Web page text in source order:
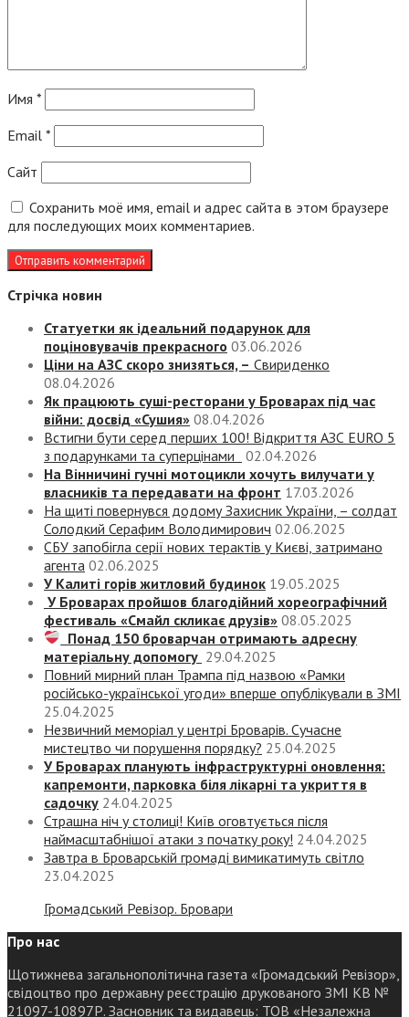
Имя *
Email *
Сайт
Сохранить моё имя, email и адрес сайта в этом браузере
для последующих моих комментариев.
Стрічка новин
Статуетки як ідеальний подарунок для
поціновувачів прекрасного 03.06.2026
Ціни на АЗС скоро знизяться, – Свириденко
08.04.2026
Як працюють суші-ресторани у Броварах під час
війни: досвід «Сушия» 08.04.2026
Встигни бути серед перших 100! Відкриття АЗС EURO 5
з подарунками та суперцінами
02.04.2026
На Вінничині гучні мотоцикли хочуть вилучати у
власників та передавати на фронт 17.03.2026
На щиті повернувся додому Захисник України, – солдат
Солодкий Серафим Володимирович 02.06.2025
СБУ запобігла серії нових терактів у Києві, затримано
агента 02.06.2025
У Калиті горів житловий будинок 19.05.2025
У Броварах пройшов благодійний хореографічний
фестиваль «Смайл скликає друзів» 08.05.2025
Понад 150 броварчан отримають адресну
матеріальну допомогу 29.04.2025
Повний мирний план Трампа під назвою «‎Рамки
російсько-української угоди» вперше опублікували в ЗМІ
25.04.2025
Незвичний меморіал у центрі Броварів. Сучасне
мистецтво чи порушення порядку? 25.04.2025
У Броварах планують інфраструктурні оновлення:
капремонти, парковка біля лікарні та укриття в
садочку 24.04.2025
Страшна ніч у столиці! Київ оговтується після
наймасштабнішої атаки з початку року! 24.04.2025
Завтра в Броварській громаді вимикатимуть світло
23.04.2025
Громадський Ревізор. Бровари
Про нас
Щотижнева загальнополітична газета «Громадський Ревізор»,
свідоцтво про державну реєстрацію друкованого ЗМІ КВ №
21097-10897Р. Засновник та видавець: ТОВ «Незалежна